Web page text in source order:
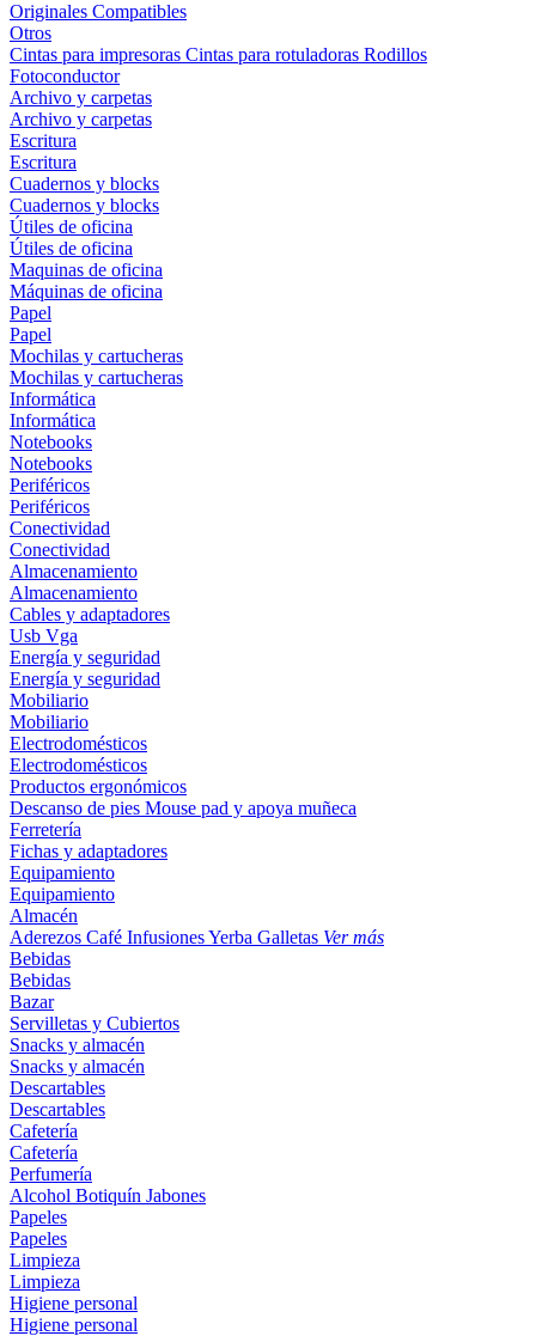
Originales Compatibles
Otros
Cintas para impresoras Cintas para rotuladoras Rodillos
Fotoconductor
Archivo y carpetas
Archivo y carpetas
Escritura
Escritura
Cuadernos y blocks
Cuadernos y blocks
Útiles de oficina
Útiles de oficina
Maquinas de oficina
Máquinas de oficina
Papel
Papel
Mochilas y cartucheras
Mochilas y cartucheras
Informática
Informática
Notebooks
Notebooks
Periféricos
Periféricos
Conectividad
Conectividad
Almacenamiento
Almacenamiento
Cables y adaptadores
Usb Vga
Energía y seguridad
Energía y seguridad
Mobiliario
Mobiliario
Electrodomésticos
Electrodomésticos
Productos ergonómicos
Descanso de pies Mouse pad y apoya muñeca
Ferretería
Fichas y adaptadores
Equipamiento
Equipamiento
Almacén
Aderezos Café InfusionesYerba Galletas Ver más
Bebidas
Bebidas
Bazar
Servilletas y Cubiertos
Snacks y almacén
Snacks y almacén
Descartables
Descartables
Cafetería
Cafetería
Perfumería
Alcohol Botiquín Jabones
Papeles
Papeles
Limpieza
Limpieza
Higiene personal
Higiene personal